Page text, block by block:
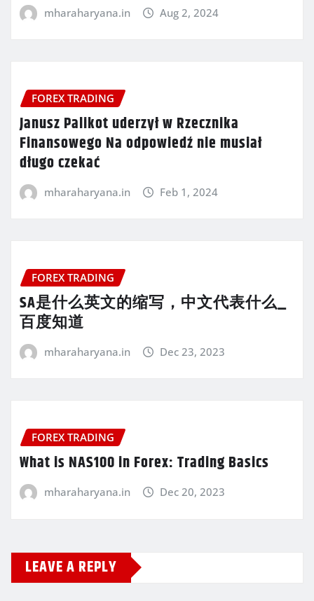
mharaharyana.in Aug 2, 2024
FOREX TRADING
Janusz Palikot uderzył w Rzecznika
Finansowego Na odpowiedź nie musiał
długo czekać
mharaharyana.in Feb 1, 2024
FOREX TRADING
SA是什么英文的缩写，中文代表什么_
百度知道
mharaharyana.in Dec 23, 2023
FOREX TRADING
What is NAS100 in Forex: Trading Basics
mharaharyana.in Dec 20, 2023
LEAVE A REPLY